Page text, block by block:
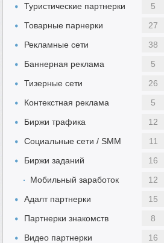
Туристические партнерки
5
Товарные парнерки
27
Рекламные сети
38
Баннерная реклама
5
Тизерные сети
26
Контекстная реклама
5
Биржи трафика
12
Социальные сети / SMM
11
Биржи заданий
16
Мобильный заработок
12
Адалт партнерки
15
Партнерки знакомств
8
Видео партнерки
16